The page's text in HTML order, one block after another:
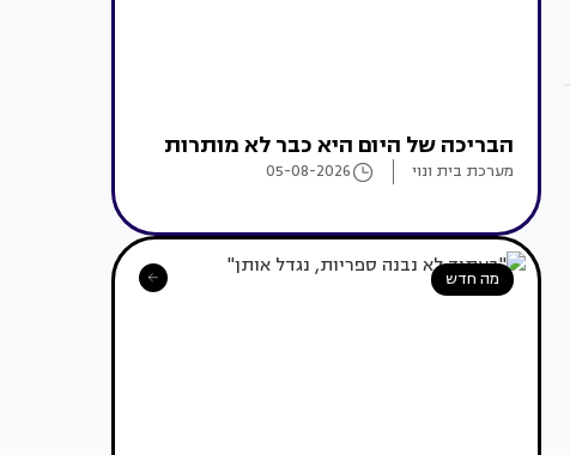
הבריכה של היום היא כבר לא מותרות
מערכת בית ונוי 05-08-2026
מה חדש